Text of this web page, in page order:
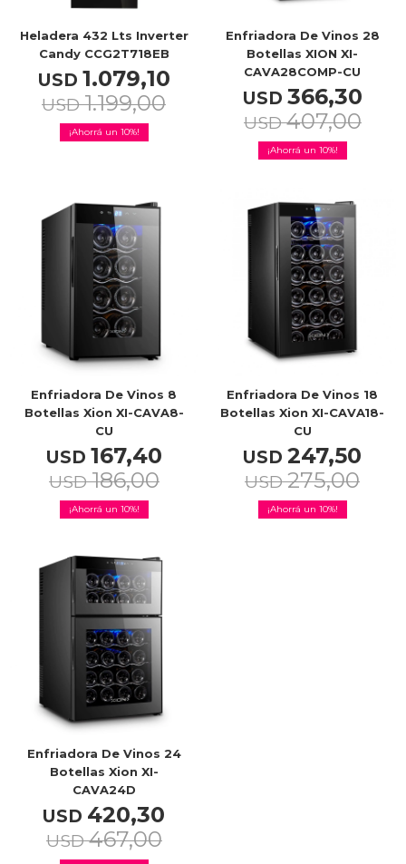
Heladera 432 Lts Inverter
Candy CCG2T718EB
USD 1.079,10
USD 1.199,00
10
Enfriadora De Vinos 28
Botellas XION XI-
CAVA28COMP-CU
USD 366,30
USD 407,00
10
Enfriadora De Vinos 8
Botellas Xion XI-CAVA8-
CU
USD 167,40
USD 186,00
10
Enfriadora De Vinos 18
Botellas Xion XI-CAVA18-
CU
USD 247,50
USD 275,00
10
Enfriadora De Vinos 24
Botellas Xion XI-
CAVA24D
USD 420,30
USD 467,00